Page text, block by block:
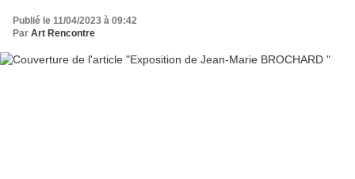
Publié le 11/04/2023 à 09:42
Par Art Rencontre